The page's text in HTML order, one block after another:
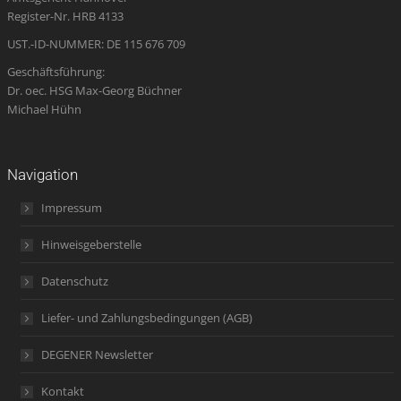
Register-Nr. HRB 4133
UST.-ID-NUMMER: DE 115 676 709
Geschäftsführung:
Dr. oec. HSG Max-Georg Büchner
Michael Hühn
Navigation
Impressum
Hinweisgeberstelle
Datenschutz
Liefer- und Zahlungsbedingungen (AGB)
DEGENER Newsletter
Kontakt